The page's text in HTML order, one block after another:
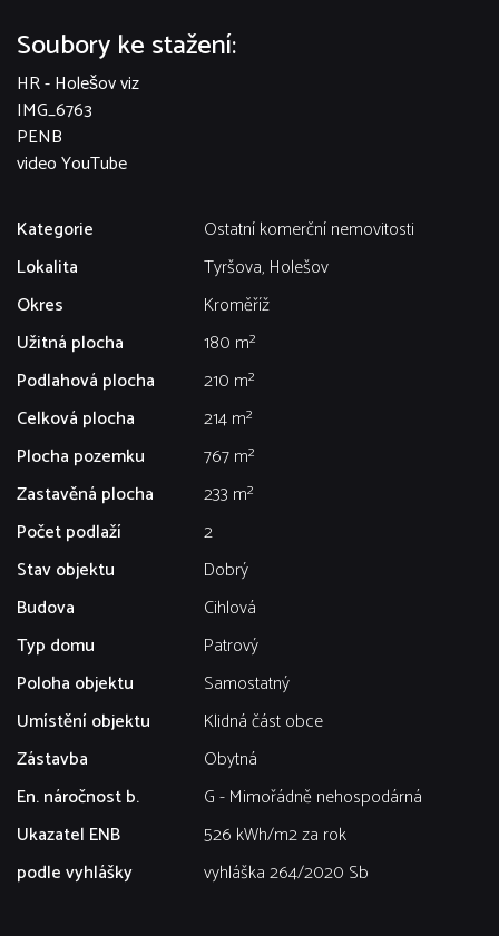
Soubory ke stažení:
HR - Holešov viz
IMG_6763
PENB
video YouTube
Kategorie
Ostatní komerční nemovitosti
Lokalita
Tyršova, Holešov
Okres
Kroměříž
Užitná plocha
180 m²
Podlahová plocha
210 m²
Celková plocha
214 m²
Plocha pozemku
767 m²
Zastavěná plocha
233 m²
Počet podlaží
2
Stav objektu
Dobrý
Budova
Cihlová
Typ domu
Patrový
Poloha objektu
Samostatný
Umístění objektu
Klidná část obce
Zástavba
Obytná
En. náročnost b.
G - Mimořádně nehospodárná
Ukazatel ENB
526 kWh/m2 za rok
podle vyhlášky
vyhláška 264/2020 Sb